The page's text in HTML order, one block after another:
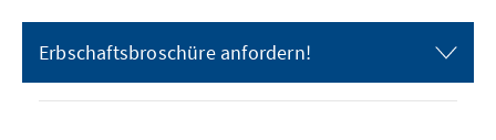
Erbschaftsbroschüre anfordern!